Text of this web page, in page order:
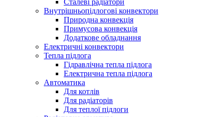
Сталеві радіатори
Внутрішньопідлогові конвектори
Природна конвекція
Примусова конвекція
Додаткове обладнання
Електричні конвектори
Тепла підлога
Гідравлічна тепла підлога
Електрична тепла підлога
Автоматика
Для котлів
Для радіаторів
Для теплої підлоги